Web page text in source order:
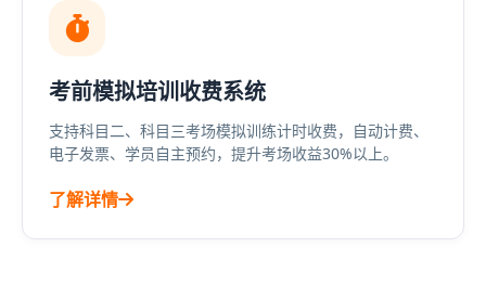
考前模拟培训收费系统
支持科目二、科目三考场模拟训练计时收费，自动计费、
电子发票、学员自主预约，提升考场收益30%以上。
了解详情